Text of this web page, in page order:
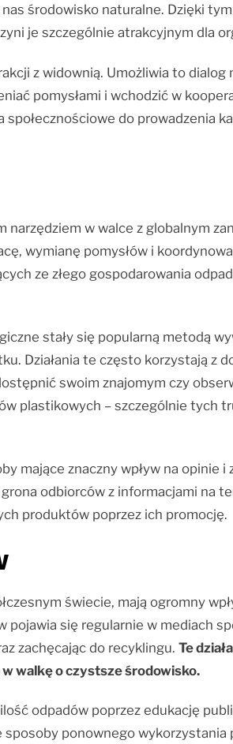
środowisko naturalne. Dzięki
je szczególnie atrakcyjnym dla
z widownią. Umożliwia to
pomysłami i wchodzić w
do prowadzenia
w walce z globalnym
wymianę pomysłów i
ze złego gospodarowania
stały się popularną metodą
Działania te często korzystają z
swoim znajomym czy
plastikowych – szczególnie tych
mające znaczny wpływ na opinie
odbiorców z informacjami na
produktów poprzez ich promocję.
świecie, mają ogromny
się regularnie w mediach
zachęcając do recyklingu. Te
walkę o czystsze środowisko.
odpadów poprzez edukację
ponownego